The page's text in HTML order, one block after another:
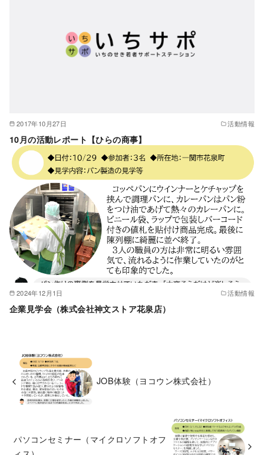
2017年10月27日 活動情報
10月の活動レポート【ひらの商事】
2024年12月1日 活動情報
企業見学会（株式会社神文ストア花泉店）
JOB体験（ヨコウン株式会社）
パソコンセミナー（マイクロソフトオフ